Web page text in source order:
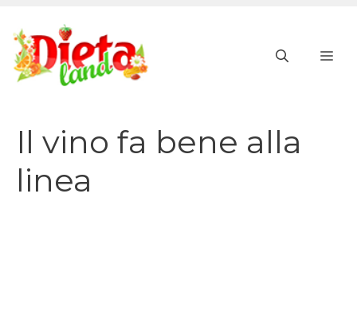
contenuto
Il vino fa bene alla
linea